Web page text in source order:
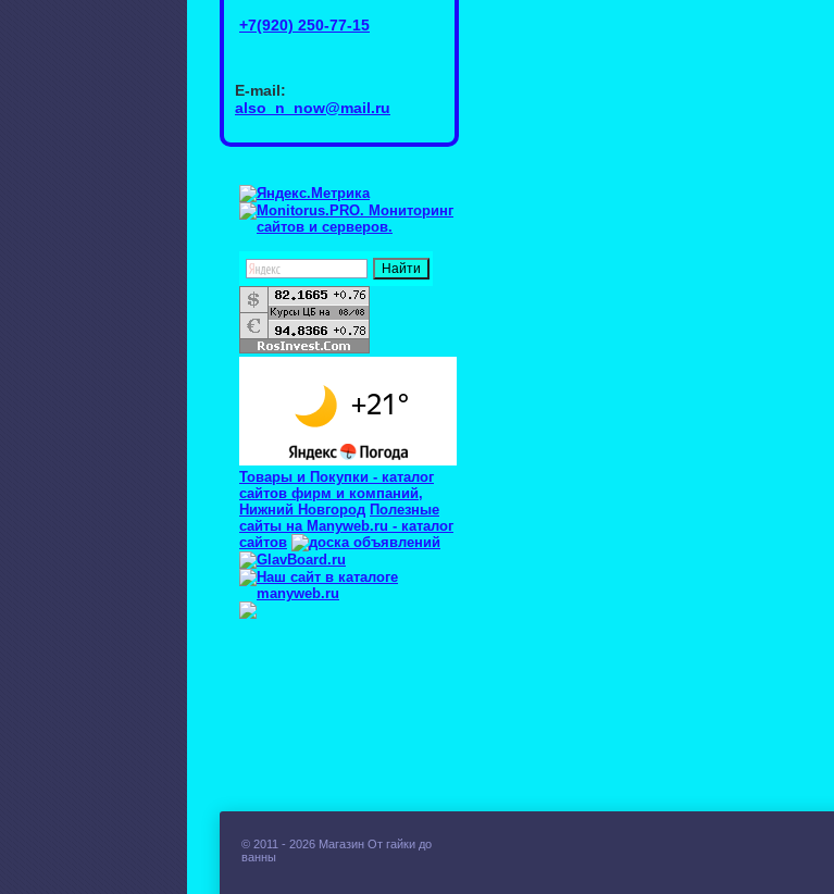
+7(920) 250-77-15
E-mail:
also_n_now@mail.ru
Товары и Покупки - каталог
сайтов фирм и компаний,
Нижний Новгород Полезные
сайты на Manyweb.ru - каталог
сайтов
© 2011 - 2026 Магазин От гайки до
ванны